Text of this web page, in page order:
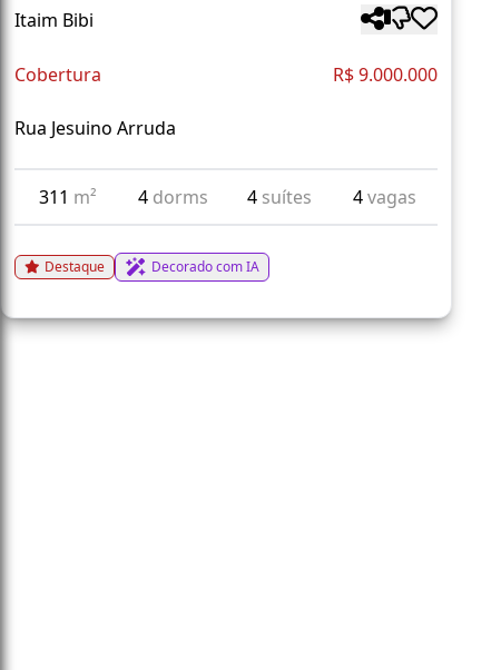
Itaim Bibi
Cobertura R$ 9.000.000
Rua Jesuino Arruda
311 m² 4 dorms 4 suítes 4vagas
Destaque Decorado com IA